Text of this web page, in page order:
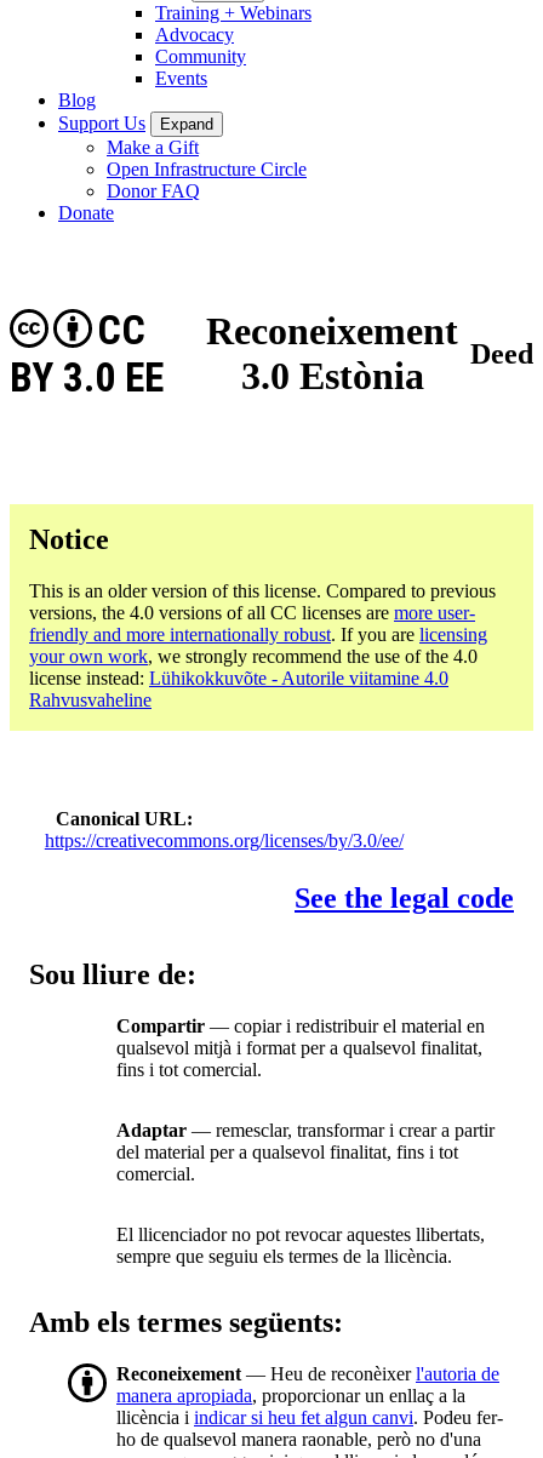
Training + Webinars
Advocacy
Community
Events
Blog
Support Us
Expand
Make a Gift
Open Infrastructure Circle
Donor FAQ
Donate
Reconeixement
3.0 Estònia
CC
BY 3.0 EE
Deed
Notice
This is an older version of this license. Compared to previous
versions, the 4.0 versions of all CC licenses are more user-
friendly and more internationally robust. If you are licensing
your own work, we strongly recommend the use of the 4.0
license instead: Lühikokkuvõte - Autorile viitamine 4.0
Rahvusvaheline
Canonical URL
https://creativecommons.org/licenses/by/3.0/ee/
See the legal code
Sou lliure de:
Compartir — copiar i redistribuir el material en
qualsevol mitjà i format per a qualsevol finalitat,
fins i tot comercial.
Adaptar — remesclar, transformar i crear a partir
del material per a qualsevol finalitat, fins i tot
comercial.
El llicenciador no pot revocar aquestes llibertats,
sempre que seguiu els termes de la llicència.
Amb els termes següents:
Reconeixement — Heu de reconèixerl'autoria de
manera apropiada, proporcionar un enllaç a la
llicència i indicar si heu fet algun canvi. Podeu fer-
ho de qualsevol manera raonable, però no d'una